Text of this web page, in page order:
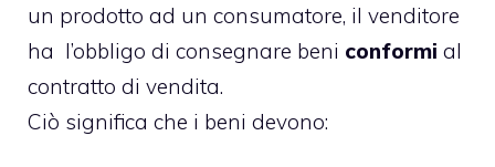
un prodotto ad un consumatore, il venditore
ha l’obbligo di consegnare beni conformi al
contratto di vendita.
Ciò significa che i beni devono: